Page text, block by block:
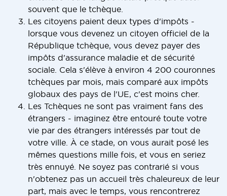
souvent que le tchèque.
Les citoyens paient deux types d'impôts -
lorsque vous devenez un citoyen officiel de la
République tchèque, vous devez payer des
impôts d'assurance maladie et de sécurité
sociale. Cela s'élève à environ 4 200 couronnes
tchèques par mois, mais comparé aux impôts
globaux des pays de l'UE, c'est moins cher.
Les Tchèques ne sont pas vraiment fans des
étrangers - imaginez être entouré toute votre
vie par des étrangers intéressés par tout de
votre ville. À ce stade, on vous aurait posé les
mêmes questions mille fois, et vous en seriez
très ennuyé. Ne soyez pas contrarié si vous
n'obtenez pas un accueil très chaleureux de leur
part, mais avec le temps, vous rencontrerez